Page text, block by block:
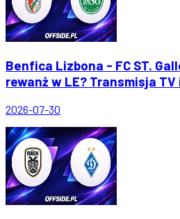
Benfica Lizbona - FC ST.
rewanż w LE? Transmisja
2026-07-30